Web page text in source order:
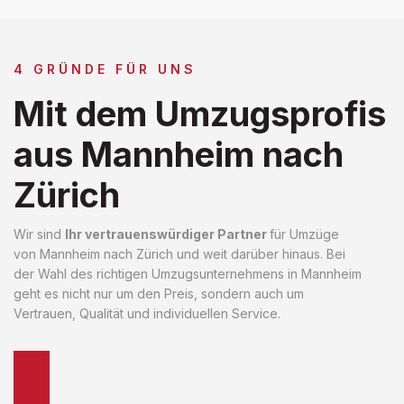
4 GRÜNDE FÜR UNS
Mit dem Umzugsprofis
aus Mannheim nach
Zürich
Wir sind Ihr vertrauenswürdiger Partnerfür Umzüge
von Mannheim nach Zürich und weit darüber hinaus. Bei
der Wahl des richtigen Umzugsunternehmens in Mannheim
geht es nicht nur um den Preis, sondern auch um
Vertrauen, Qualität und individuellen Service.